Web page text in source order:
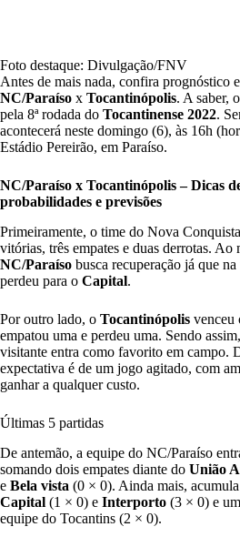
Foto destaque: Divulgação/FNV
Antes de mais nada, confira prognóstico
NC/Paraíso x Tocantinópolis. A saber,
pela 8ª rodada do Tocantinense 2022.
acontecerá neste domingo (6), às 16h
Estádio Pereirão, em Paraíso.
NC/Paraíso x Tocantinópolis– Dicas
probabilidades e previsões
Primeiramente, o time do Nova
vitórias, três empates e duas derrotas. Ao
NC/Paraíso busca recuperação já que
perdeu para o Capital.
Por outro lado, o Tocantinópolis venceu
empatou uma e perdeu uma. Sendo
visitante entra como favorito em campo.
expectativa é de um jogo agitado, com
ganhar a qualquer custo.
Últimas 5 partidas
De antemão, a equipe do NC/Paraíso
somando dois empates diante do União
e Bela vista (0 × 0). Ainda mais,
Capital (1 × 0) e Interporto (3 × 0) e
equipe do Tocantins (2 × 0).